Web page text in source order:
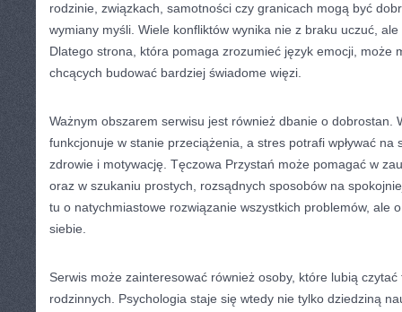
rodzinie, związkach, samotności czy granicach mogą być
wymiany myśli. Wiele konfliktów wynika nie z braku uczuć,
Dlatego strona, która pomaga zrozumieć język emocji, może
chcących budować bardziej świadome więzi.
Ważnym obszarem serwisu jest również dbanie o dobrostan.
funkcjonuje w stanie przeciążenia, a stres potrafi wpływać na
zdrowie i motywację. Tęczowa Przystań może pomagać w
oraz w szukaniu prostych, rozsądnych sposobów na
tu o natychmiastowe rozwiązanie wszystkich problemów, ale
siebie.
Serwis może zainteresować również osoby, które lubią
rodzinnych. Psychologia staje się wtedy nie tylko dziedziną